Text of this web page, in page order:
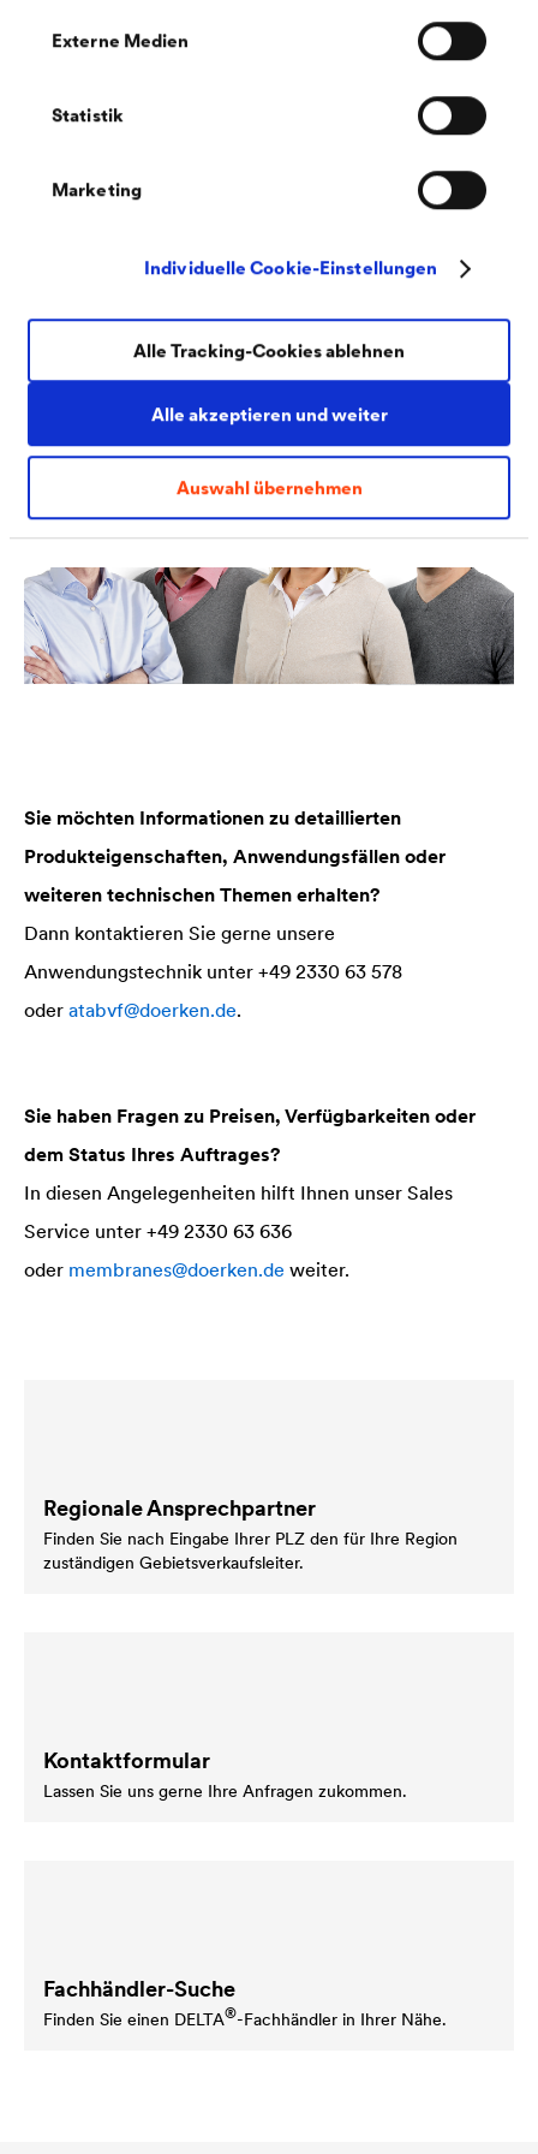
Externe Medien
Statistik
Marketing
Individuelle Cookie-Einstellungen
Alle akzeptieren und weiter
Auswahl übernehmen
Alle Tracking-Cookies ablehnen
Verarbeitungshinweise Klebeprogramm
Kontakt
Sie möchten Informationen zu detaillierten
Produkteigenschaften, Anwendungsfällen oder
weiteren technischen Themen erhalten?
Dann kontaktieren Sie gerne unsere
Anwendungstechnik unter +49 2330 63 578
oder atabvf@doerken.de.
Sie haben Fragen zu Preisen, Verfügbarkeiten oder
dem Status Ihres Auftrages?
In diesen Angelegenheiten hilft Ihnen unser Sales
Service unter +49 2330 63 636
oder membranes@doerken.de weiter.
Regionale Ansprechpartner
Finden Sie nach Eingabe Ihrer PLZ den für Ihre Region
zuständigen Gebietsverkaufsleiter.
Kontaktformular
Lassen Sie uns gerne Ihre Anfragen zukommen.
Fachhändler-Suche
Finden Sie einen DELTA®-Fachhändler in Ihrer Nähe.